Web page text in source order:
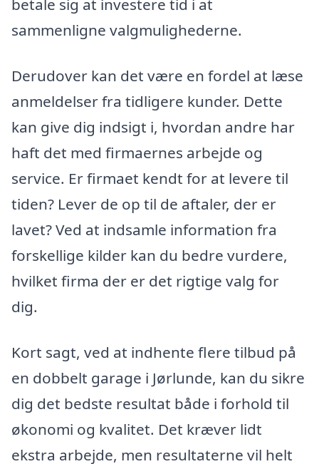
betale sig at investere tid i at
sammenligne valgmulighederne.
Derudover kan det være en fordel at læse
anmeldelser fra tidligere kunder. Dette
kan give dig indsigt i, hvordan andre har
haft det med firmaernes arbejde og
service. Er firmaet kendt for at levere til
tiden? Lever de op til de aftaler, der er
lavet? Ved at indsamle information fra
forskellige kilder kan du bedre vurdere,
hvilket firma der er det rigtige valg for
dig.
Kort sagt, ved at indhente flere tilbud på
en dobbelt garage i Jørlunde, kan du sikre
dig det bedste resultat både i forhold til
økonomi og kvalitet. Det kræver lidt
ekstra arbejde, men resultaterne vil helt